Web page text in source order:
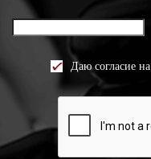
Даю согласие